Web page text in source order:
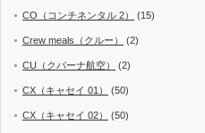
CO（コンチネンタル 2） (15)
Crew meals（クルー） (2)
CU（クバーナ航空） (2)
CX（キャセイ 01） (50)
CX（キャセイ 02） (50)